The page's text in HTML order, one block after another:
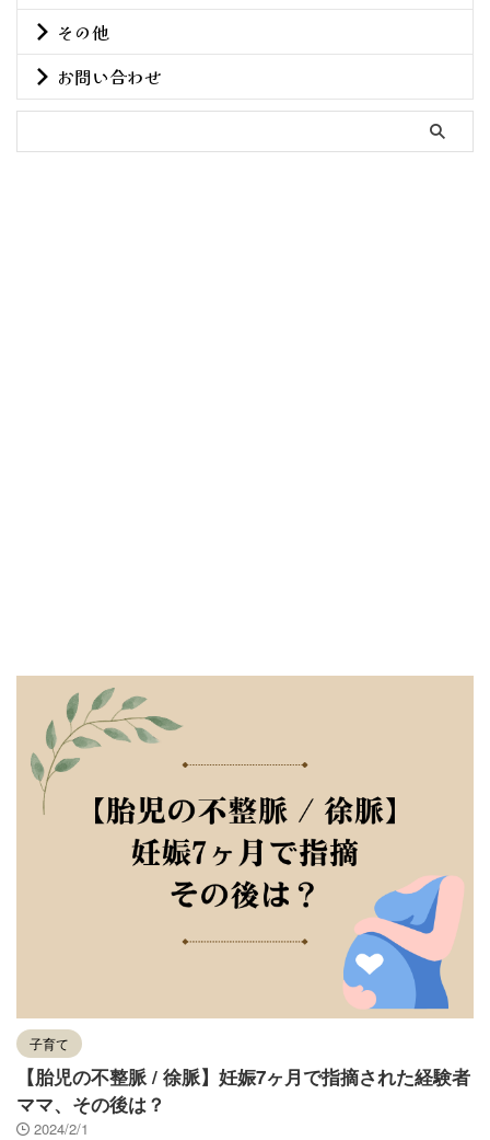
その他
お問い合わせ
子育て
【胎児の不整脈 / 徐脈】妊娠7ヶ月で指摘された経験者
ママ、その後は？
2024/2/1